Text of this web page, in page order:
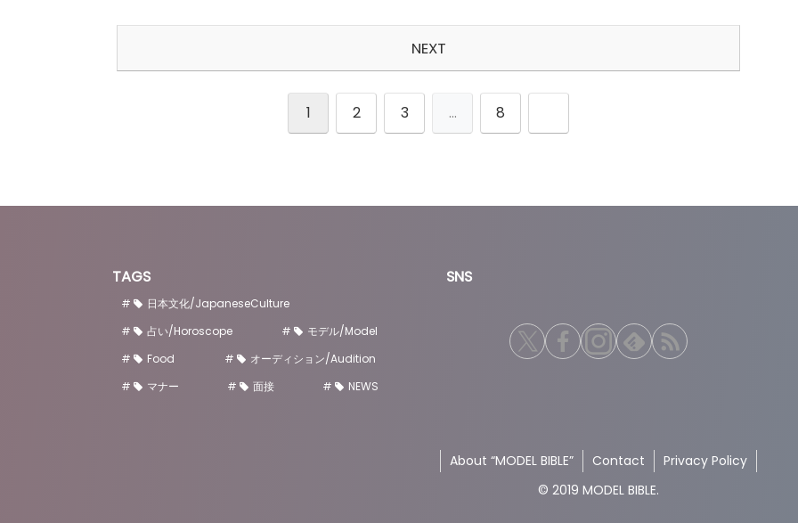
NEXT
1 2 3 … 8
TAGS
日本文化/JapaneseCulture
占い/Horoscope
モデル/Model
Food
オーディション/Audition
マナー
面接 NEWS
SNS
About “MODEL BIBLE” Contact
Privacy Policy
© 2019 MODEL BIBLE.